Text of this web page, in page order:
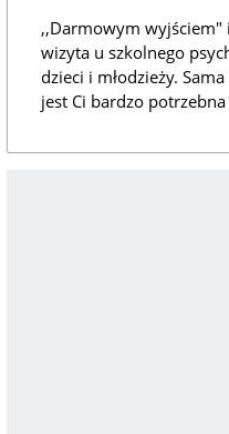
,,Darmowym
wizyta u szkolnego
dzieci i młodzieży.
jest Ci bardzo